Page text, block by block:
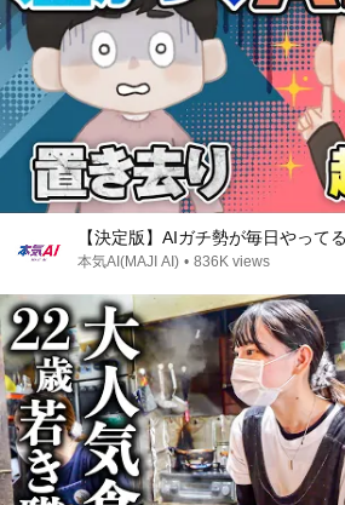
【決定版】AIガチ勢が毎日やって
本気AI(MAJI AI) • 836K views